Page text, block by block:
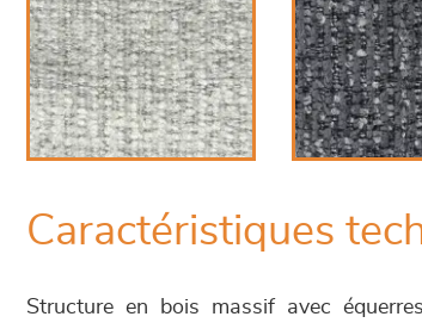
Caractéristiques
Structure en bois massif avec